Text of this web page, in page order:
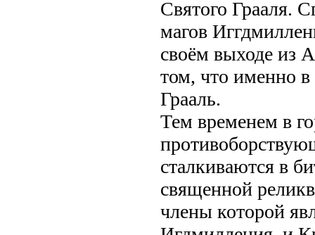
Святого Грааля.
магов
своём выходе из
том, что именно в
Грааль.
Тем временем в
сталкиваются в
священной
члены которой